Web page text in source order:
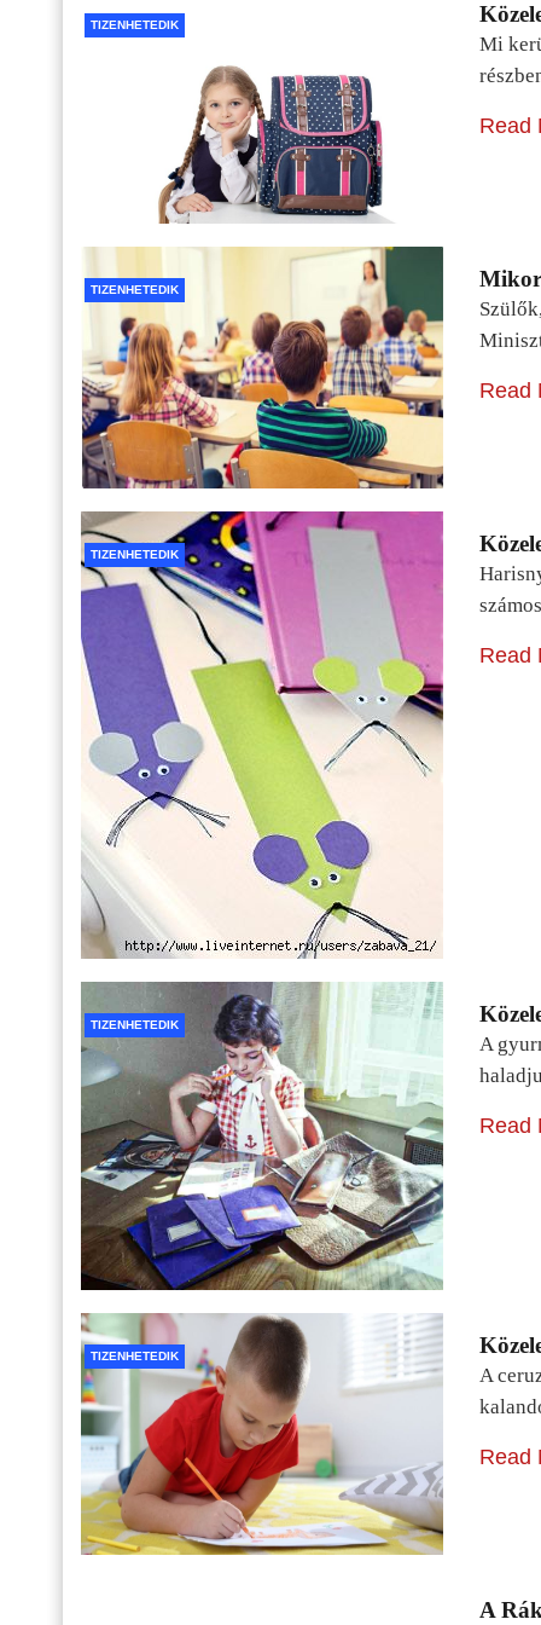
TIZENHETEDIK
Mi
Read
TIZENHETEDIK Mikor
Read
TIZENHETEDIK
Read
TIZENHETEDIK
A
Read
TIZENHETEDIK
A
Read
A